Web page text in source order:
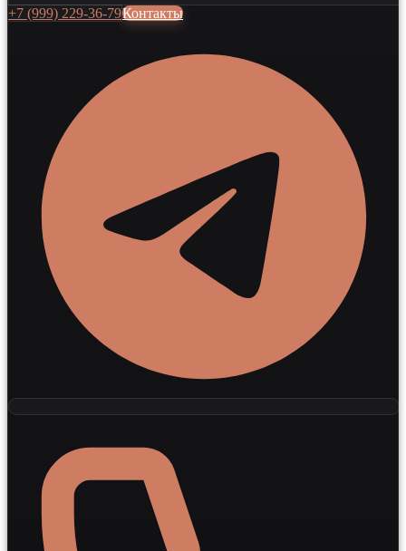
+7 (999) 229-36-79Контакты